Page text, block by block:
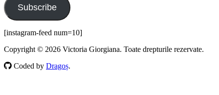
Subscribe
[instagram-feed num=10]
Copyright © 2026 Victoria Giorgiana. Toate drepturile rezervate.
Coded by Dragoș.